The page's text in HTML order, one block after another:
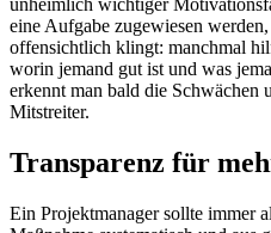
eine Aufgabe zugewiesen
offensichtlich klingt: manchmal
worin jemand gut ist und was
erkennt man bald die Schwächen
Mitstreiter.
Transparenz für
Ein Projektmanager sollte immer